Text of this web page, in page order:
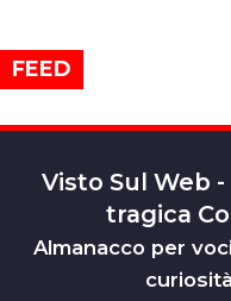
FEED
Visto Sul Web
tragica
Almanacco per